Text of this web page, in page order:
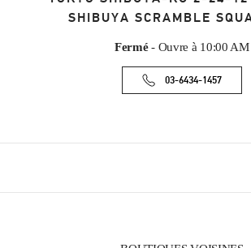
SHIBUYA SCRAMBLE
Fermé- Ouvre à 10:00 AM
03-6434-1457